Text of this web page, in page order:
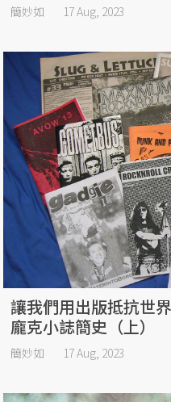
簡妙如 17 Aug, 2023
讓我們用出版抵抗世
龐克小誌簡史（上）
簡妙如 17 Aug, 2023